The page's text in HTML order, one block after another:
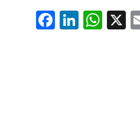
Fa
ce
Li
nk
W
ha
X